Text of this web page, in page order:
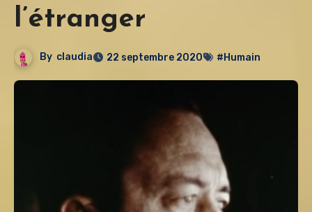
l’étranger
By claudia 22 septembre 2020 #Humain